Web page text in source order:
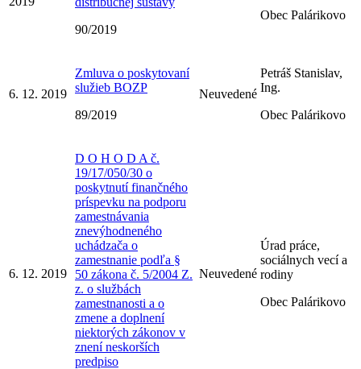
90/2019
Obec Palárikovo
6. 12. 2019
Zmluva o poskytovaní
služieb BOZP
89/2019
Neuvedené
Petráš Stanislav,
Ing.
Obec Palárikovo
6. 12. 2019
D O H O D A č.
19/17/050/30 o
poskytnutí finančného
príspevku na podporu
zamestnávania
znevýhodneného
uchádzača o
zamestnanie podľa §
50 zákona č. 5/2004 Z.
z. o službách
zamestnanosti a o
zmene a doplnení
niektorých zákonov v
znení neskorších
predpiso
Neuvedené
Úrad práce,
sociálnych vecí a
rodiny
Obec Palárikovo